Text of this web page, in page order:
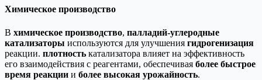
Химическое производство
В химическое производство, палладий-углеродные
катализаторы используются для улучшения гидрогенизация
реакции. плотность катализатора влияет на эффективность
его взаимодействия с реагентами, обеспечивая более быстрое
время реакции и более высокая урожайность.